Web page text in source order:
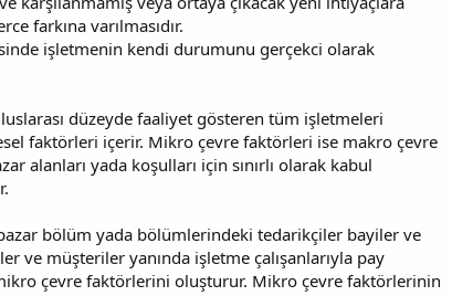
farkına varılmasıdır.
işletmenin kendi durumunu gerçekci olarak
düzeyde faaliyet gösteren tüm işletmeleri
faktörleri içerir. Mikro çevre faktörleri ise makro çevre
alanları yada koşulları için sınırlı olarak kabul
bölüm yada bölümlerindeki tedarikçiler bayiler ve
ve müşteriler yanında işletme çalışanlarıyla pay
çevre faktörlerini oluşturur. Mikro çevre faktörlerinin